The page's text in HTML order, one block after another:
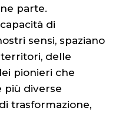
parte.
di
sensi, spaziano
delle
pionieri che
più diverse
trasformazione,